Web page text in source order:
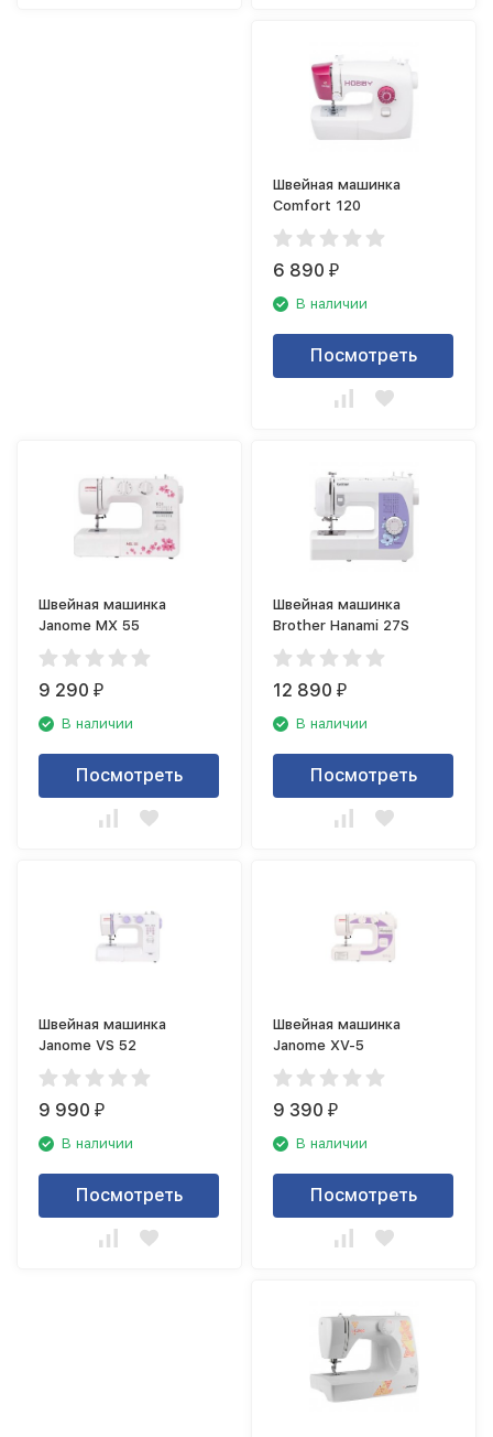
Швейная машинка
Comfort 120
6 890₽
В наличии
Посмотреть
Швейная машинка
Janome MX 55
9 290₽
В наличии
Посмотреть
Швейная машинка
Brother Hanami 27S
12 890₽
В наличии
Посмотреть
Швейная машинка
Janome VS 52
9 990₽
В наличии
Посмотреть
Швейная машинка
Janome XV-5
9 390₽
В наличии
Посмотреть